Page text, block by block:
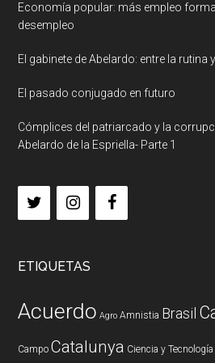
Economía popular: más empleo
desempleo
El gabinete de Abelardo: entre la rutina
El pasado conjugado en futuro
Cómplices del patriarcado y la
Abelardo de la Espriella- Parte 1
ETIQUETAS
Acuerdo Agro Amnistia Brasil
Campo Catalunya Ciencia y Tecnología